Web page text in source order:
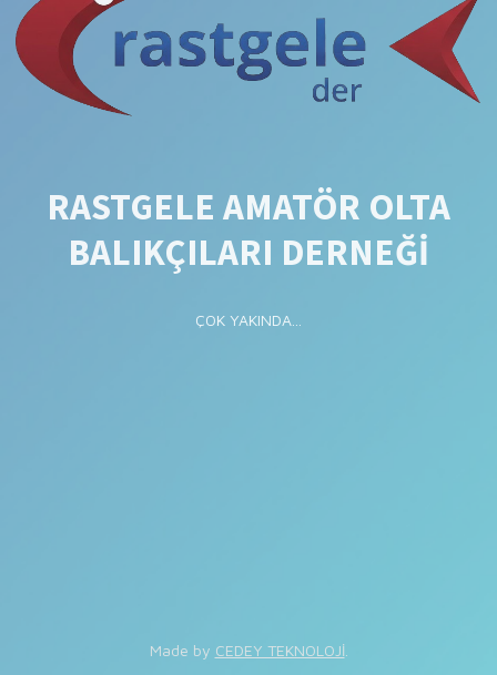
RASTGELE AMATÖR OLTA
BALIKÇILARI DERNEĞİ
ÇOK YAKINDA...
Made by CEDEY TEKNOLOJİ